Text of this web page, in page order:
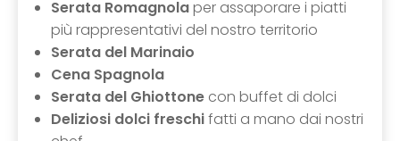
Serata Romagnolaper assaporare i piatti
più rappresentativi del nostro territorio
Serata del Marinaio
Cena Spagnola
Serata del Ghiottone con buffet di dolci
Deliziosi dolci freschifatti a mano dai nostri